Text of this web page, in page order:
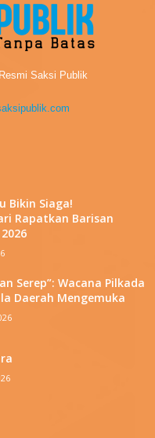
Saksi Publik
Bikin Siaga!
Rapatkan Barisan
Serep”: Wacana Pilkada
Daerah Mengemuka